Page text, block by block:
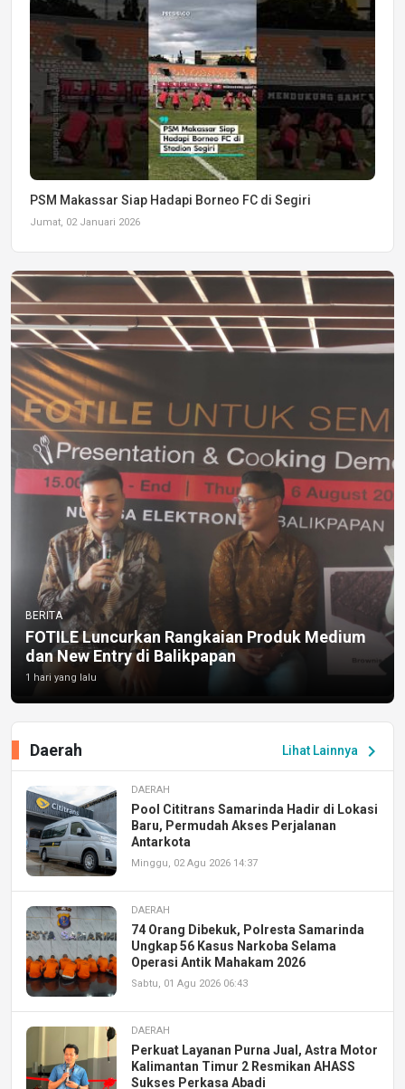
PSM Makassar Siap Hadapi Borneo FC di Segiri
Jumat, 02 Januari 2026
BERITA
FOTILE Luncurkan Rangkaian Produk Medium
dan New Entry di Balikpapan
1 hari yang lalu
Lihat Lainnya chevron_right
Daerah
DAERAH
Pool Cititrans Samarinda Hadir di Lokasi
Baru, Permudah Akses Perjalanan
Antarkota
Minggu, 02 Agu 2026 14:37
DAERAH
74 Orang Dibekuk, Polresta Samarinda
Ungkap 56 Kasus Narkoba Selama
Operasi Antik Mahakam 2026
Sabtu, 01 Agu 2026 06:43
DAERAH
Perkuat Layanan Purna Jual, Astra Motor
Kalimantan Timur 2 Resmikan AHASS
Sukses Perkasa Abadi